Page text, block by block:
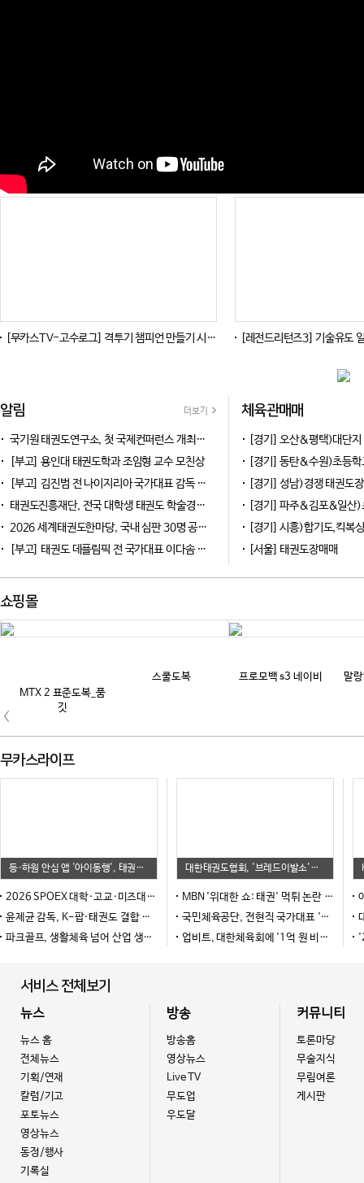
[무카스TV-고수로그] 격투기 챔피언 만들기 시작한 지 20년... 코리안탑팀(KTT) 하동진 감독 [레전드리턴즈3] 기술유도 일본, 우월 피지컬 유럽을 이기는
알림 더보기
국기원 태권도연구소, 첫 국제컨퍼런스 개최… 22개국 147명 참가
[부고] 용인대 태권도학과 조임형 교수 모친상
[부고] 김진범 전 나이지리아 국가대표 감독 부친상
태권도진흥재단, 전국 대학생 태권도 학술경진대회 참가 신청 접수
2026 세계태권도한마당, 국내 심판 30명 공개 모집
[부고] 태권도 데플림픽 전 국가대표 이다솜 선수 별세
체육관매매
[경기] 오산&평택)대단지 아파트 초등학교 도보30
[경기] 동탄&수원)초등학교 품고 있는 바로 앞 아파트
[경기] 성남)경쟁 태권도장 없는 안정적인 아파트
[경기] 파주&김포&일산)초등학교 바로 앞 도
[경기] 시흥)합기도,킥복싱 체육관 주변 초등학교4개 중학교3개 주변
[서울] 태권도장매매
쇼핑몰
MTX 2 표준도복_품
깃
스쿨도복 프로모백 s3 네이비 말
무카스라이프
등·하원 안심 앱 '아이동행', 태권도장·학원 차량 관리에 주목
2026 SPOEX 대학·고교·미즈대회 코엑스서 성료... 차세대 유망주 대거 출전
윤제균 감독, K-팝·태권도 결합 액션 '벨라도나' 제작… 태미 글로벌 주연 데뷔!
파크골프, 생활체육 넘어 산업 생태계로… 6개 기관·기업 손잡았다!
대한태권도협회, '브레드이발소'와 협업 애니메이션 공개
MBN '위대한 쇼: 태권' 먹튀 논란 확산… 출연료·우승상금 1억 원 미지급
국민체육공단, 전현직 국가대표 '대학원 교육 지원금' 모집
업비트, 대한체육회에 '1억 원 비트코인' 기부
대
서비스 전체보기
뉴스
뉴스 홈
전체뉴스
기획/연재
칼럼/기고
포토뉴스
영상뉴스
동정/행사
기록실
방송
방송홈
영상뉴스
Live TV
무도업
우도달
커뮤니티
토론마당
무술지식
무림여론
게시판